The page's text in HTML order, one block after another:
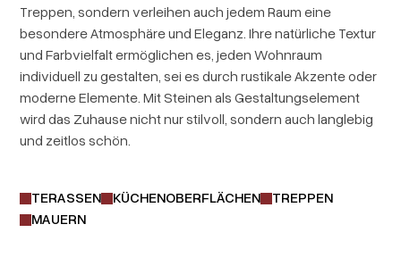
Treppen, sondern verleihen auch jedem Raum eine
besondere Atmosphäre und Eleganz. Ihre natürliche Textur
und Farbvielfalt ermöglichen es, jeden Wohnraum
individuell zu gestalten, sei es durch rustikale Akzente oder
moderne Elemente. Mit Steinen als Gestaltungselement
wird das Zuhause nicht nur stilvoll, sondern auch langlebig
und zeitlos schön.
TERASSEN KÜCHENOBERFLÄCHEN
TREPPEN
MAUERN